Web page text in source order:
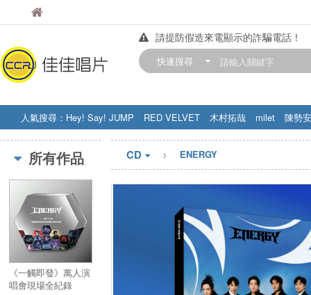
佳佳唱片
請提防假造來電顯示的詐騙電話！
【中華門市營業時間調整公告】
快速搜尋
人氣搜尋： Hey! Say! JUMP RED VELVET 木村拓哉 milet
陳勢安
STRAY KIDS
盧廣仲 周杰伦
所有作品
《一觸即發》萬人演
唱會現場全紀錄
CD ENERGY